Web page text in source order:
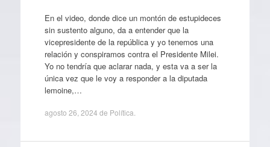
En el video, donde dice un montón de estupideces
sin sustento alguno, da a entender que la
vicepresidente de la república y yo tenemos una
relación y conspiramos contra el Presidente Milei.
Yo no tendría que aclarar nada, y esta va a ser la
única vez que le voy a responder a la diputada
lemoine,…
agosto 26, 2024 de Política